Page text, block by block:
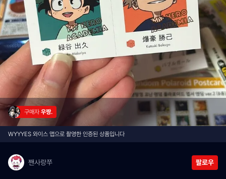
구매자 우짱.
WYYYES 와이스 앱으로 촬영한 인증된 상품입니다
짼사랑쭈 팔로우